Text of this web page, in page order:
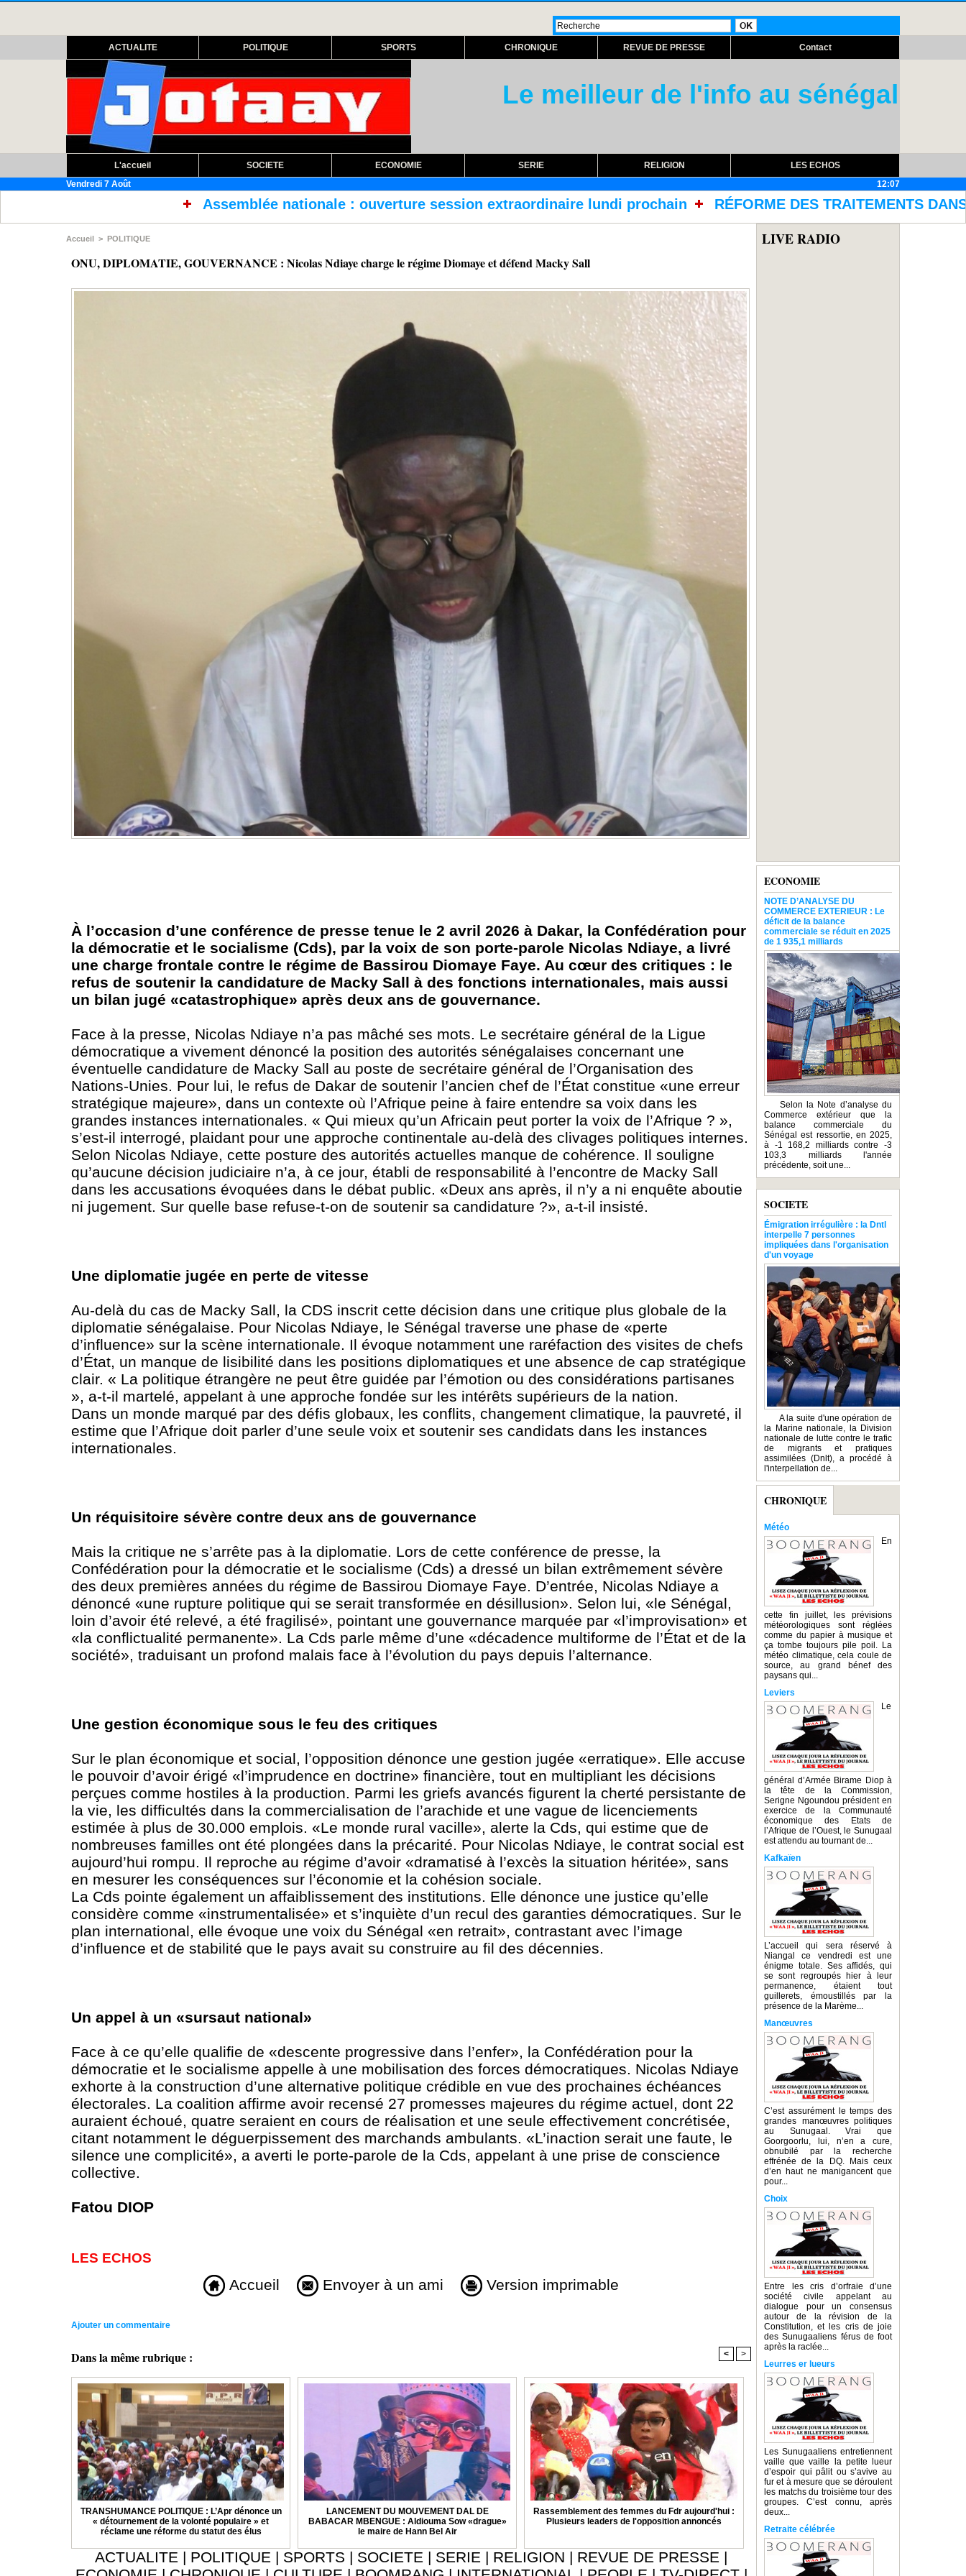
ACTUALITE POLITIQUE SPORTS CHRONIQUE REVUE DE PRESSE Contact
Le meilleur de l'info au sénégal
L'accueil SOCIETE ECONOMIE SERIE RELIGION
LES ECHOS
Vendredi 7 Août
12:07
Assemblée nationale : ouverture session extraordinaire lundi prochain RÉFORME DES TRAITEMENTS DANS LES PRISONS AVEC
Accueil > POLITIQUE
ONU, DIPLOMATIE, GOUVERNANCE : Nicolas Ndiaye charge le régime Diomaye et défend Macky Sall
À l’occasion d’une conférence de presse tenue le 2 avril 2026 à Dakar, la Confédération pour
la démocratie et le socialisme (Cds), par la voix de son porte-parole Nicolas Ndiaye, a livré
une charge frontale contre le régime de Bassirou Diomaye Faye. Au cœur des critiques : le
refus de soutenir la candidature de Macky Sall à des fonctions internationales, mais aussi
un bilan jugé «catastrophique» après deux ans de gouvernance.
Face à la presse, Nicolas Ndiaye n’a pas mâché ses mots. Le secrétaire général de la Ligue
démocratique a vivement dénoncé la position des autorités sénégalaises concernant une
éventuelle candidature de Macky Sall au poste de secrétaire général de l’Organisation des
Nations-Unies. Pour lui, le refus de Dakar de soutenir l’ancien chef de l’État constitue «une erreur
stratégique majeure», dans un contexte où l’Afrique peine à faire entendre sa voix dans les
grandes instances internationales. « Qui mieux qu’un Africain peut porter la voix de l’Afrique ? »,
s’est-il interrogé, plaidant pour une approche continentale au-delà des clivages politiques internes.
Selon Nicolas Ndiaye, cette posture des autorités actuelles manque de cohérence. Il souligne
qu’aucune décision judiciaire n’a, à ce jour, établi de responsabilité à l’encontre de Macky Sall
dans les accusations évoquées dans le débat public. «Deux ans après, il n’y a ni enquête aboutie
ni jugement. Sur quelle base refuse-t-on de soutenir sa candidature ?», a-t-il insisté.
Une diplomatie jugée en perte de vitesse
Au-delà du cas de Macky Sall, la CDS inscrit cette décision dans une critique plus globale de la
diplomatie sénégalaise. Pour Nicolas Ndiaye, le Sénégal traverse une phase de «perte
d’influence» sur la scène internationale. Il évoque notamment une raréfaction des visites de chefs
d’État, un manque de lisibilité dans les positions diplomatiques et une absence de cap stratégique
clair. « La politique étrangère ne peut être guidée par l’émotion ou des considérations partisanes
», a-t-il martelé, appelant à une approche fondée sur les intérêts supérieurs de la nation.
Dans un monde marqué par des défis globaux, les conflits, changement climatique, la pauvreté, il
estime que l’Afrique doit parler d’une seule voix et soutenir ses candidats dans les instances
internationales.
Un réquisitoire sévère contre deux ans de gouvernance
Mais la critique ne s’arrête pas à la diplomatie. Lors de cette conférence de presse, la
Confédération pour la démocratie et le socialisme (Cds) a dressé un bilan extrêmement sévère
des deux premières années du régime de Bassirou Diomaye Faye. D’entrée, Nicolas Ndiaye a
dénoncé «une rupture politique qui se serait transformée en désillusion». Selon lui, «le Sénégal,
loin d’avoir été relevé, a été fragilisé», pointant une gouvernance marquée par «l’improvisation» et
«la conflictualité permanente». La Cds parle même d’une «décadence multiforme de l’État et de la
société», traduisant un profond malais face à l’évolution du pays depuis l’alternance.
Une gestion économique sous le feu des critiques
Sur le plan économique et social, l’opposition dénonce une gestion jugée «erratique». Elle accuse
le pouvoir d’avoir érigé «l’imprudence en doctrine» financière, tout en multipliant les décisions
perçues comme hostiles à la production. Parmi les griefs avancés figurent la cherté persistante de
la vie, les difficultés dans la commercialisation de l’arachide et une vague de licenciements
estimée à plus de 30.000 emplois. «Le monde rural vacille», alerte la Cds, qui estime que de
nombreuses familles ont été plongées dans la précarité. Pour Nicolas Ndiaye, le contrat social est
aujourd’hui rompu. Il reproche au régime d’avoir «dramatisé à l’excès la situation héritée», sans
en mesurer les conséquences sur l’économie et la cohésion sociale.
La Cds pointe également un affaiblissement des institutions. Elle dénonce une justice qu’elle
considère comme «instrumentalisée» et s’inquiète d’un recul des garanties démocratiques. Sur le
plan international, elle évoque une voix du Sénégal «en retrait», contrastant avec l’image
d’influence et de stabilité que le pays avait su construire au fil des décennies.
Un appel à un «sursaut national»
Face à ce qu’elle qualifie de «descente progressive dans l’enfer», la Confédération pour la
démocratie et le socialisme appelle à une mobilisation des forces démocratiques. Nicolas Ndiaye
exhorte à la construction d’une alternative politique crédible en vue des prochaines échéances
électorales. La coalition affirme avoir recensé 27 promesses majeures du régime actuel, dont 22
auraient échoué, quatre seraient en cours de réalisation et une seule effectivement concrétisée,
citant notamment le déguerpissement des marchands ambulants. «L’inaction serait une faute, le
silence une complicité», a averti le porte-parole de la Cds, appelant à une prise de conscience
collective.
Fatou DIOP
LES ECHOS
Accueil Envoyer à un ami Version imprimable
Ajouter un commentaire
Dans la même rubrique : < >
TRANSHUMANCE POLITIQUE : L’Apr dénonce un
« détournement de la volonté populaire » et
réclame une réforme du statut des élus
LANCEMENT DU MOUVEMENT DAL DE
BABACAR MBENGUE : Aldiouma Sow «drague»
le maire de Hann Bel Air
Rassemblement des femmes du Fdr aujourd'hui :
Plusieurs leaders de l'opposition annoncés
ACTUALITE | POLITIQUE | SPORTS | SOCIETE | SERIE | RELIGION | REVUE DE PRESSE |
LIVE RADIO
ECONOMIE
NOTE D’ANALYSE DU
COMMERCE EXTERIEUR : Le
déficit de la balance
commerciale se réduit en 2025
de 1 935,1 milliards
Selon la Note d’analyse du
Commerce extérieur que la
balance commerciale du
Sénégal est ressortie, en 2025,
à -1 168,2 milliards contre -3
103,3 milliards l'année
précédente, soit une...
SOCIETE
Émigration irrégulière : la Dntl
interpelle 7 personnes
impliquées dans l'organisation
d'un voyage
A la suite d'une opération de
la Marine nationale, la Division
nationale de lutte contre le trafic
de migrants et pratiques
assimilées (Dnlt), a procédé à
l'interpellation de...
CHRONIQUE
Météo
En
cette fin juillet, les prévisions
météorologiques sont réglées
comme du papier à musique et
ça tombe toujours pile poil. La
météo climatique, cela coule de
source, au grand bénef des
paysans qui...
Leviers
Le
général d’Armée Birame Diop à
la tête de la Commission,
Serigne Ngoundou président en
exercice de la Communauté
économique des Etats de
l’Afrique de l’Ouest, le Sunugaal
est attendu au tournant de...
Kafkaïen
L’accueil qui sera réservé à
Niangal ce vendredi est une
énigme totale. Ses affidés, qui
se sont regroupés hier à leur
permanence, étaient tout
guillerets, émoustillés par la
présence de la Marème...
Manœuvres
C’est assurément le temps des
grandes manœuvres politiques
au Sunugaal. Vrai que
Goorgoorlu, lui, n’en a cure,
obnubilé par la recherche
effrénée de la DQ. Mais ceux
d’en haut ne manigancent que
pour...
Choix
Entre les cris d’orfraie d’une
société civile appelant au
dialogue pour un consensus
autour de la révision de la
Constitution, et les cris de joie
des Sunugaaliens férus de foot
après la raclée...
Leurres er lueurs
Les Sunugaaliens entretiennent
vaille que vaille la petite lueur
d’espoir qui pâlit ou s’avive au
fur et à mesure que se déroulent
les matchs du troisième tour des
groupes. C’est connu, après
deux...
Retraite célébrée